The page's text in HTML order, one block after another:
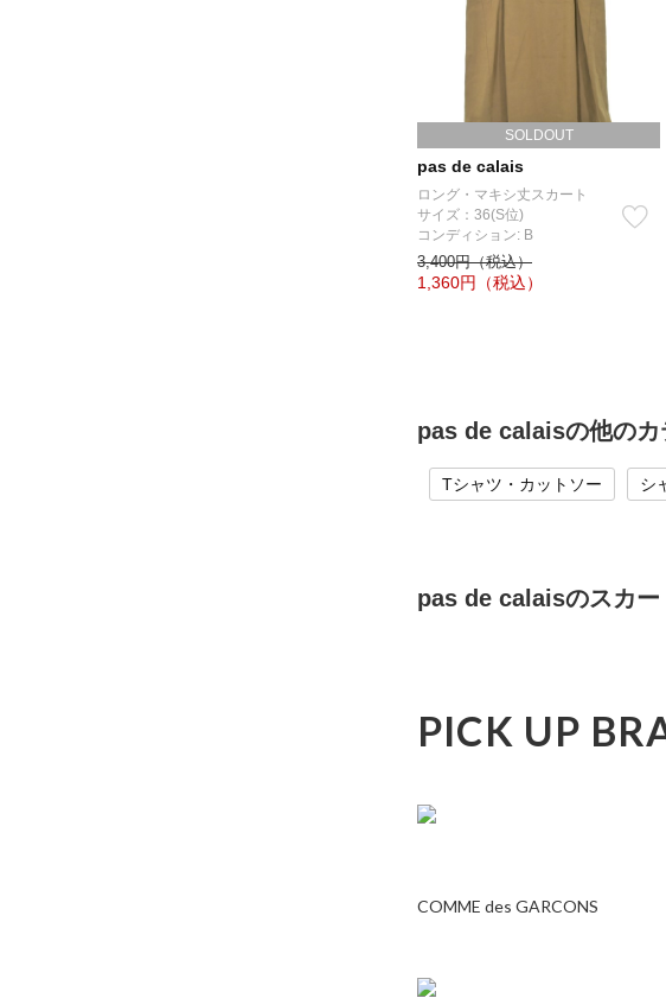
SOLDOUT
pas de calais
ロング・マキシ丈スカート
サイズ：36(S位)
コンディション: B
3,400円（税込）
1,360円（税込）
pas de calaisの他のカ
Tシャツ・カットソー シ
pas de calaisのスカー
PICK UP
COMME des GARCONS